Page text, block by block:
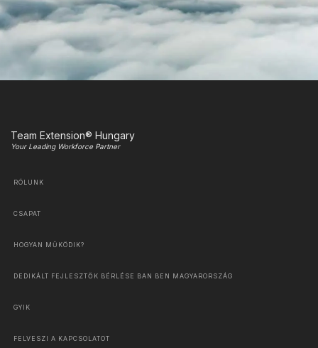
Team Extension® Hungary
Your Leading Workforce Partner
RÓLUNK
CSAPAT
HOGYAN MŰKÖDIK?
DEDIKÁLT FEJLESZTŐK BÉRLÉSE BAN BEN MAGYARORSZÁG
GYIK
FELVESZI A KAPCSOLATOT